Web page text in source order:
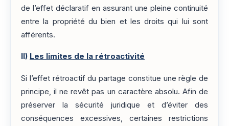
de l’effet déclaratif en assurant une pleine continuité
entre la propriété du bien et les droits qui lui sont
afférents.
II) Les limites de la rétroactivité
Si l’effet rétroactif du partage constitue une règle de
principe, il ne revêt pas un caractère absolu. Afin de
préserver la sécurité juridique et d’éviter des
conséquences excessives, certaines restrictions